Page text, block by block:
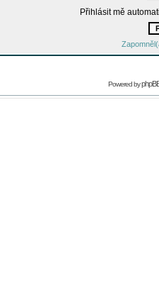
Přihlásit mě
Powered by